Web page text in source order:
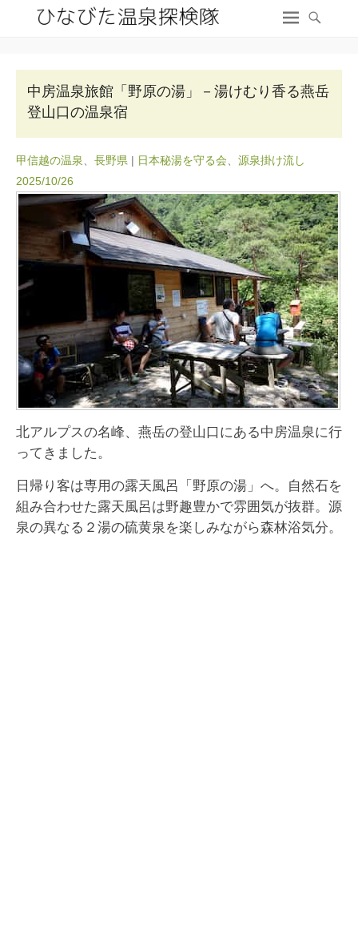
中房温泉旅館「野原の湯」－湯けむり香る燕岳
登山口の温泉宿
甲信越の温泉 長野県 | 日本秘湯を守る会
源泉掛け流し
2025/10/26
北アルプスの名峰、燕岳の登山口にある中房温泉に行
ってきました。
日帰り客は専用の露天風呂「野原の湯」へ。自然石を
組み合わせた露天風呂は野趣豊かで雰囲気が抜群。源
泉の異なる２湯の硫黄泉を楽しみながら森林浴気分。